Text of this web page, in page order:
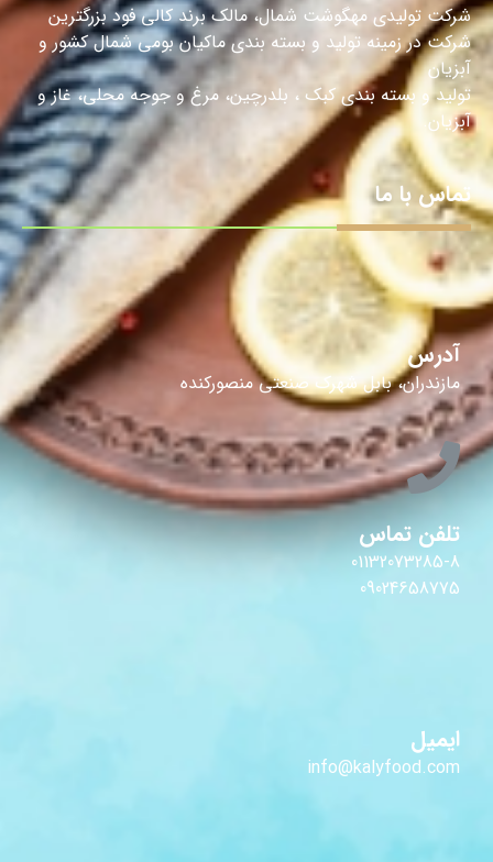
شرکت تولیدی مهگوشت شمال، مالک برند کالی فود بزرگترین
شرکت در زمینه تولید و بسته بندی ماکیان بومی شمال کشور و
آبزیان
تولید و بسته بندی کبک ، بلدرچین، مرغ و جوجه محلی، غاز و
آبزیان.
تماس با ما
آدرس
مازندران، بابل شهرک صنعتی منصورکنده
تلفن تماس
01132073285-8
09024658775
ایمیل
info@kalyfood.com